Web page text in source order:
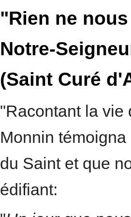
"Rien ne
Notre-
(Saint Curé
"Racontant la vie
Monnin
du Saint et que
édifiant: